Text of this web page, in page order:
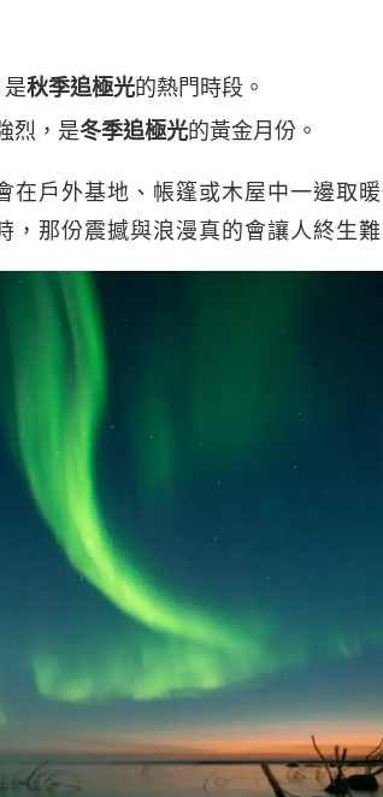
是秋季追極光的熱門時段。
烈，是冬季追極光的黃金月份。
戶外基地、帳篷或木屋中一邊取
那份震撼與浪漫真的會讓人終生難